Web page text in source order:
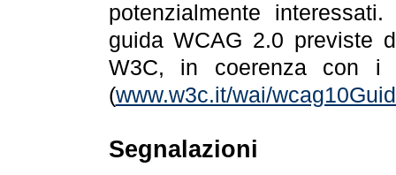
potenzialmente
guida WCAG 2.0 previste
W3C, in coerenza con i
(www.w3c.it/wai/
Segnalazioni